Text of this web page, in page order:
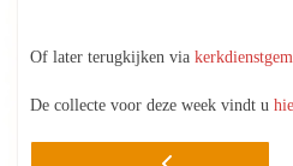
Of later terugkijken via
De collecte voor deze week vindt u